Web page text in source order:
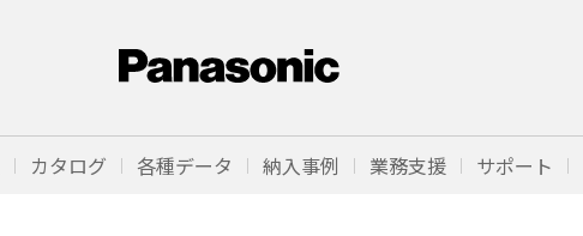
カタログ 各種データ 納入事例 業務支援 サポート